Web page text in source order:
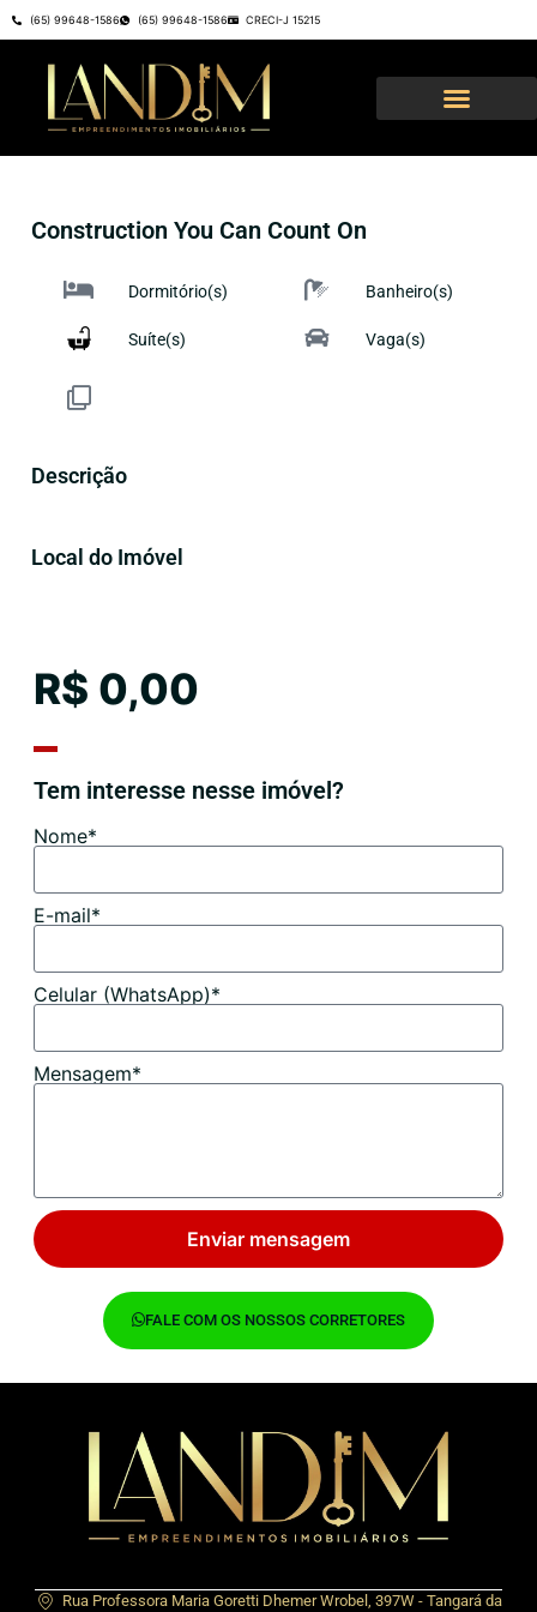
(65) 99648-1586 (65) 99648-1586 CRECI-J 15215
Construction You Can Count On
Dormitório(s) Banheiro(s)
Suíte(s) Vaga(s)
Descrição
Local do Imóvel
R$ 0,00
Tem interesse nesse imóvel?
Nome*
E-mail*
Celular (WhatsApp)*
Mensagem*
Enviar mensagem
FALE COM OS NOSSOS CORRETORES
Rua Professora Maria Goretti Dhemer Wrobel, 397W - Tangará da